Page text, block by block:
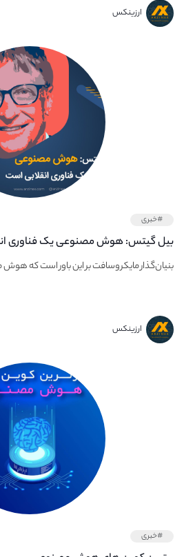
ارزینکس
#خبری
بیل گیتس: هوش مصنوعی یک فناوری
بنیان‌گذار مایکروسافت بر این باور است که
ارزینکس
#خبری